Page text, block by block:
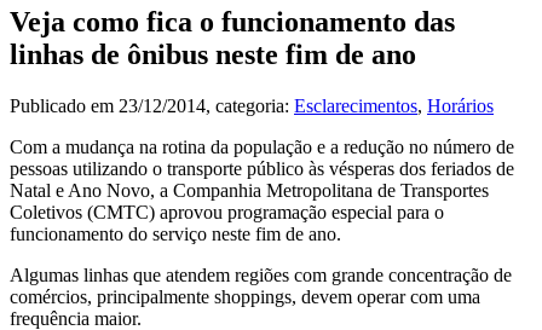
Veja como fica o funcionamento das
linhas de ônibus neste fim de ano
Publicado em 23/12/2014, categoria: Esclarecimentos, Horários
Com a mudança na rotina da população e a redução no número de
pessoas utilizando o transporte público às vésperas dos feriados de
Natal e Ano Novo, a Companhia Metropolitana de Transportes
Coletivos (CMTC) aprovou programação especial para o
funcionamento do serviço neste fim de ano.
Algumas linhas que atendem regiões com grande concentração de
comércios, principalmente shoppings, devem operar com uma
frequência maior.